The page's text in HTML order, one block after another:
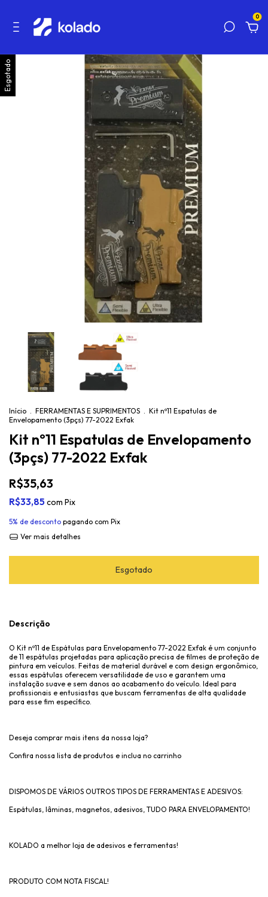
0
Esgotado
Início . FERRAMENTAS E SUPRIMENTOS . Kit nº11 Espatulas de
Envelopamento (3pçs) 77-2022 Exfak
Kit nº11 Espatulas de Envelopamento
(3pçs) 77-2022 Exfak
R$35,63
R$33,85 com Pix
5% de desconto pagando com Pix
Ver mais detalhes
Descrição
O Kit nº11 de Espátulas para Envelopamento 77-2022 Exfak é um conjunto
de 11 espátulas projetadas para aplicação precisa de filmes de proteção de
pintura em veículos. Feitas de material durável e com design ergonômico,
essas espátulas oferecem versatilidade de uso e garantem uma
instalação suave e sem danos ao acabamento do veículo. Ideal para
profissionais e entusiastas que buscam ferramentas de alta qualidade
para esse fim específico.
Deseja comprar mais itens da nossa loja?
Confira nossa lista de produtos e inclua no carrinho
DISPOMOS DE VÁRIOS OUTROS TIPOS DE FERRAMENTAS E ADESIVOS:
Espátulas, lâminas, magnetos, adesivos, TUDO PARA ENVELOPAMENTO!
KOLADO a melhor loja de adesivos e ferramentas!
PRODUTO COM NOTA FISCAL!